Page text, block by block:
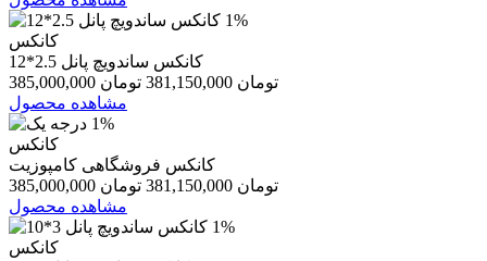
1%
کانکس
کانکس ساندویچ پانل 2.5*12
385,000,000 تومان 381,150,000 تومان
مشاهده محصول
1%
کانکس
کانکس فروشگاهی کامپوزیت
385,000,000 تومان 381,150,000 تومان
مشاهده محصول
1%
کانکس